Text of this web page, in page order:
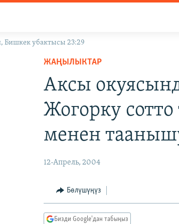
Бишкек убактысы 23:29
ЖАҢЫЛЫКТАР
Аксы
Жогорку сотто
менен
12-Апрель, 2004
Бөлүшүңүз
Бизди Google'дан табыңыз